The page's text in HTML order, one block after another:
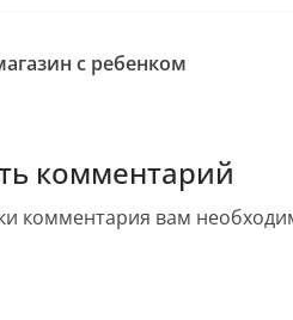
с ребенком
комментарий
комментария вам